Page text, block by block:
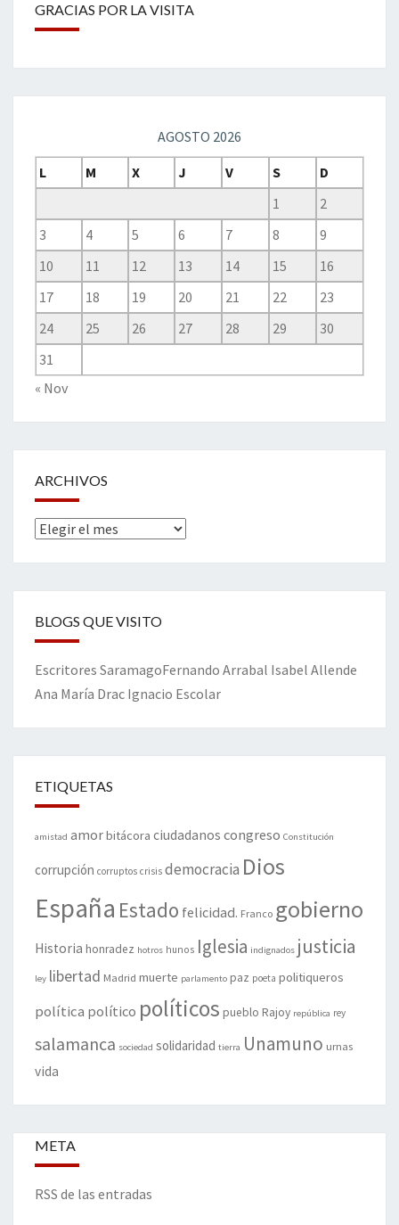
GRACIAS POR LA VISITA
AGOSTO 2026
L
M X J V S
D
1
2
3
4 5 6 7 8
9
10
11 12 13 14 15
16
17
18 19 20 21 22
23
24
25 26 27 28 29
30
31
« Nov
ARCHIVOS
Archivos
BLOGS QUE VISITO
Escritores SaramagoFernando Arrabal Isabel Allende
Ana María Drac Ignacio Escolar
ETIQUETAS
amistad amorbitácora ciudadanos congreso Constitución
corrupción corruptos crisis democracia Dios
España Estado felicidad. Franco gobierno
Historia honradez hotros hunos Iglesia indignados justicia
ley libertad Madrid muerte parlamento paz poeta politiqueros
política político políticos pueblo Rajoy república rey
salamanca sociedad solidaridad tierra Unamuno urnas
vida
META
RSS de las entradas